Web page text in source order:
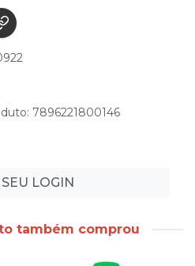
7896221800146
LOGIN
também comprou